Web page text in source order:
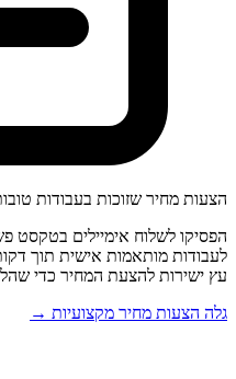
הצעות מחיר שזוכות בעבודות
הפסיקו לשלוח אימיילים בטקסט
לעבודות מותאמות אישית תוך
עץ ישירות להצעת המחיר כדי
גלה הצעות מחיר מקצועיות →